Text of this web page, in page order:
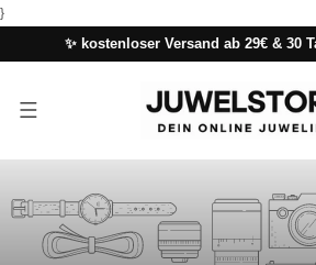
}
INHALT✨ kostenloser Versand ab 29€ & 30